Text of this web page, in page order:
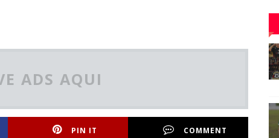
ADS AQUI
PIN IT COMMENT